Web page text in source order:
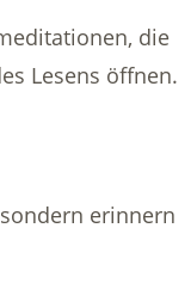
die
Lesens öffnen.
erinnern